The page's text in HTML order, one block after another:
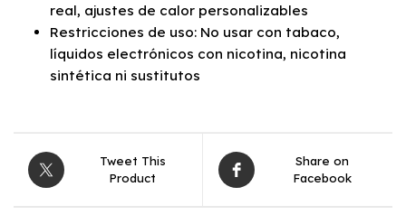
real, ajustes de calor personalizables
Restricciones de uso: No usar con tabaco,
líquidos electrónicos con nicotina, nicotina
sintética ni sustitutos
Tweet This
Product
Share on
Facebook